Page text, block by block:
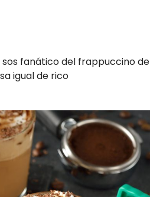
sos fanático del frappuccino de
igual de rico